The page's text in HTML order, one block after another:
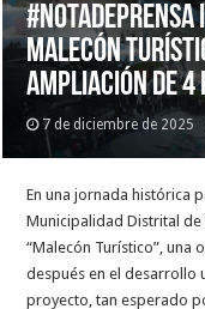
#NotaDePrensa
MALECÓN
AMPLIACIÓN DE 4
7 de diciembre de 2025
Enuna jornada histórica
Municipalidad Distrital de
“Malecón Turístico”, una
después en el desarrollo
proyecto, tan esperado